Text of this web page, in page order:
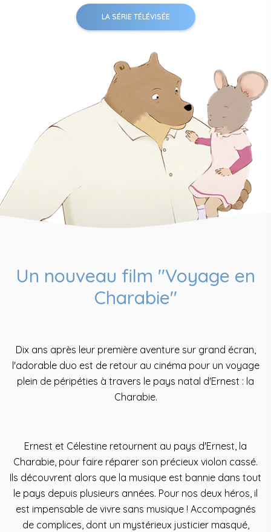
LA SÉRIE TÉLÉVISÉE
Un nouveau film "Voyage en
Charabie"
Dix ans après leur première aventure sur grand écran,
l'adorable duo est de retour au cinéma pour un voyage
plein de péripéties à travers le pays natal d'Ernest : la
Charabie.
Ernest et Célestine retournent au pays d'Ernest, la
Charabie, pour faire réparer son précieux violon cassé.
Ils découvrent alors que la musique est bannie dans tout
le pays depuis plusieurs années. Pour nos deux héros, il
est impensable de vivre sans musique ! Accompagnés
de complices, dont un mystérieux justicier masqué,